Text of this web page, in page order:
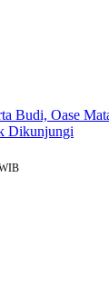
Budi, Oase
Dikunjungi